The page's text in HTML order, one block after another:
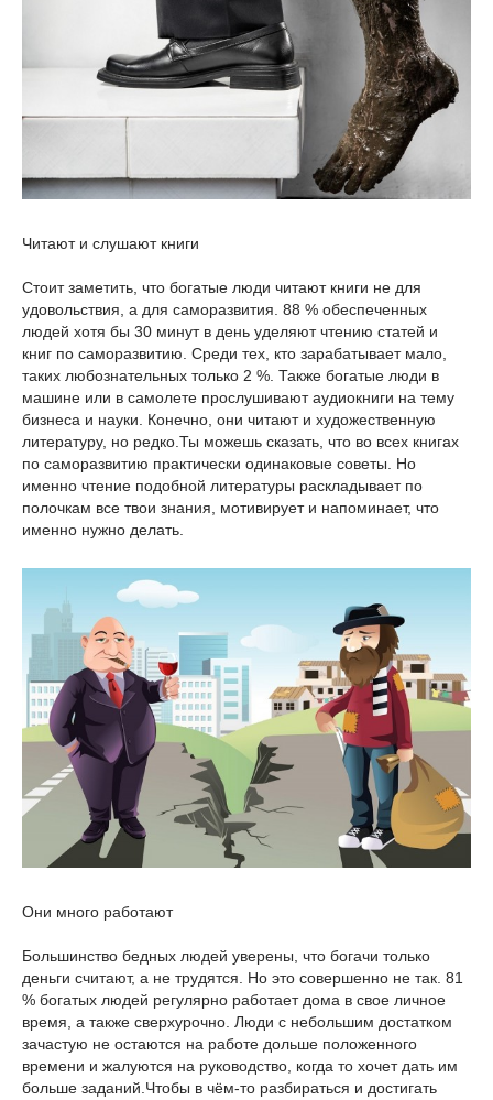
Читают и слушают книги
Стоит заметить, что богатые люди читают книги не для
удовольствия, а для саморазвития. 88 % обеспеченных
людей хотя бы 30 минут в день уделяют чтению статей и
книг по саморазвитию. Среди тех, кто зарабатывает мало,
таких любознательных только 2 %. Также богатые люди в
машине или в самолете прослушивают аудиокниги на тему
бизнеса и науки. Конечно, они читают и художественную
литературу, но редко.Ты можешь сказать, что во всех книгах
по саморазвитию практически одинаковые советы. Но
именно чтение подобной литературы раскладывает по
полочкам все твои знания, мотивирует и напоминает, что
именно нужно делать.
Они много работают
Большинство бедных людей уверены, что богачи только
деньги считают, а не трудятся. Но это совершенно не так. 81
% богатых людей регулярно работает дома в свое личное
время, а также сверхурочно. Люди с небольшим достатком
зачастую не остаются на работе дольше положенного
времени и жалуются на руководство, когда то хочет дать им
больше заданий.Чтобы в чём-то разбираться и достигать